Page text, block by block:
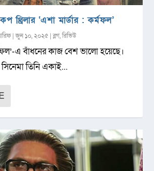
থ্রিলার ‘এশা মার্ডার : কর্মফল’
|জুন ১০, ২০২৫ |ব্লগ,রিভিউ
এ বাঁধনের কাজ বেশ ভালো হয়েছে।
তিনি একাই...